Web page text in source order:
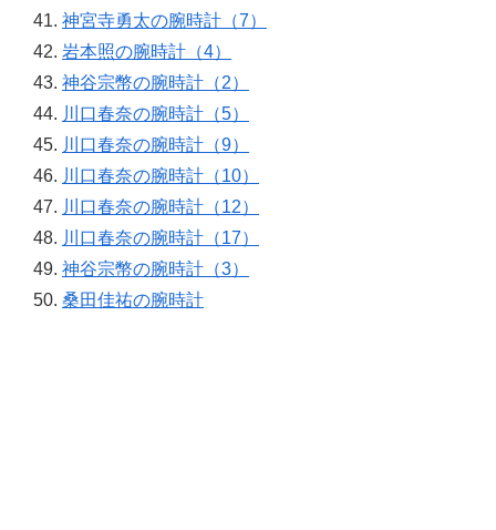
神宮寺勇太の腕時計（7）
岩本照の腕時計（4）
神谷宗幣の腕時計（2）
川口春奈の腕時計（5）
川口春奈の腕時計（9）
川口春奈の腕時計（10）
川口春奈の腕時計（12）
川口春奈の腕時計（17）
神谷宗幣の腕時計（3）
桑田佳祐の腕時計